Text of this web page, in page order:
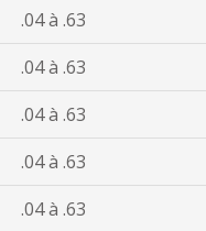
.04 à .63
.04 à .63
.04 à .63
.04 à .63
.04 à .63